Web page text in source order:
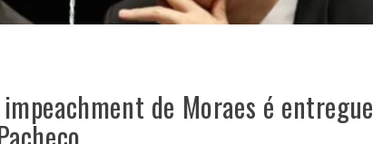
de Moraes é entregue